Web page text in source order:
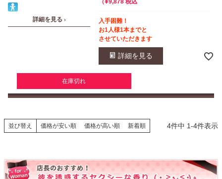
詳細を見る ›
9,878 税込
入手困難！
お1人様1本までと
させていただきます
詳細を見る
在庫切れ
並び替え 価格が安い順 価格が高い順 新着順 4件中 1-4件表示